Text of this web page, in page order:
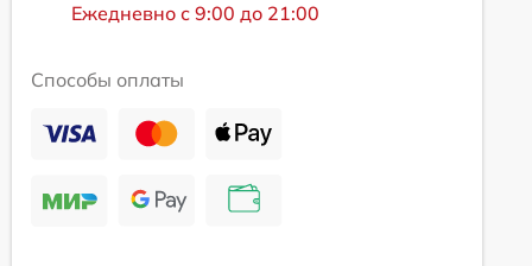
Ежедневно с 9:00 до 21:00
Способы оплаты